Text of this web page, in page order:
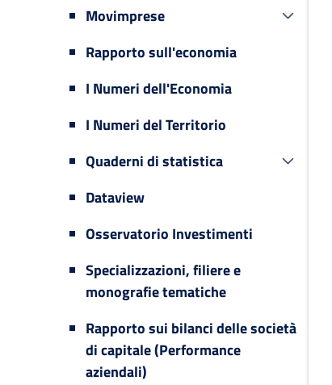
Movimprese
Rapporto sull'economia
I Numeri dell'Economia
I Numeri del Territorio
Quaderni di statistica
Dataview
Osservatorio Investimenti
Specializzazioni, filiere e
monografie tematiche
Rapporto sui bilanci delle società
di capitale (Performance
aziendali)